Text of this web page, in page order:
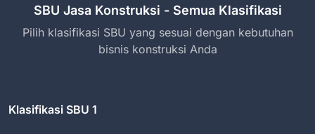
SBU Jasa Konstruksi - Semua Klasifikasi
Pilih klasifikasi SBU yang sesuai dengan kebutuhan
bisnis konstruksi Anda
Klasifikasi SBU 1